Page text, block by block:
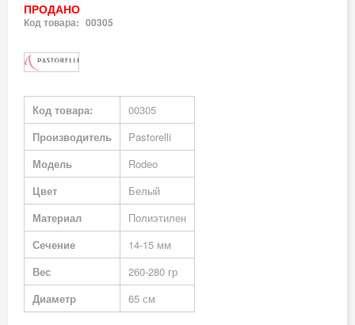
ПРОДАНО
Код товара: 00305
Подробная
информация
Код товара:
00305
Производитель
Pastorelli
Модель
Rodeo
Цвет
Белый
Материал
Полиэтилен
Сечение
14-15 мм
Вес
260-280 гр
Диаметр
65 см